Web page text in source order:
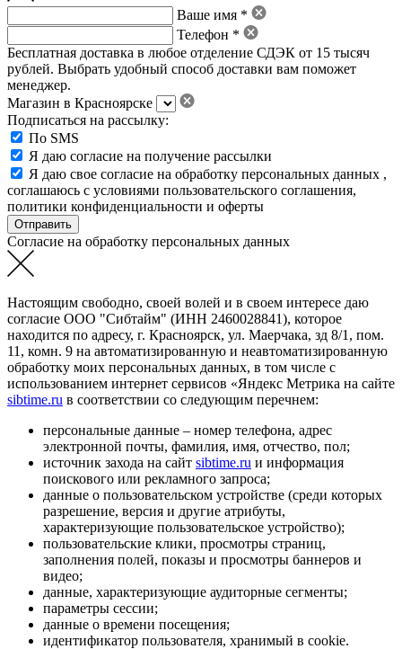
Ваше имя *
Телефон *
Бесплатная доставка в любое отделение СДЭК от 15 тысяч
рублей. Выбрать удобный способ доставки вам поможет
менеджер.
Магазин в Красноярске
Подписаться на рассылку:
По SMS
Я даю согласие на получение рассылки
Я даю свое согласие на обработку персональных данных ,
соглашаюсь с условиями пользовательского соглашения,
политики конфиденциальности и оферты
Согласие на обработку персональных данных
Настоящим свободно, своей волей и в своем интересе даю
согласие ООО "Сибтайм" (ИНН 2460028841), которое
находится по адресу, г. Красноярск, ул. Маерчака, зд 8/1, пом.
11, комн. 9 на автоматизированную и неавтоматизированную
обработку моих персональных данных, в том числе с
использованием интернет сервисов «Яндекс Метрика на сайте
sibtime.ru в соответствии со следующим перечнем:
персональные данные – номер телефона, адрес
электронной почты, фамилия, имя, отчество, пол;
источник захода на сайт sibtime.ru и информация
поискового или рекламного запроса;
данные о пользовательском устройстве (среди которых
разрешение, версия и другие атрибуты,
характеризующие пользовательское устройство);
пользовательские клики, просмотры страниц,
заполнения полей, показы и просмотры баннеров и
видео;
данные, характеризующие аудиторные сегменты;
параметры сессии;
данные о времени посещения;
идентификатор пользователя, хранимый в cookie.